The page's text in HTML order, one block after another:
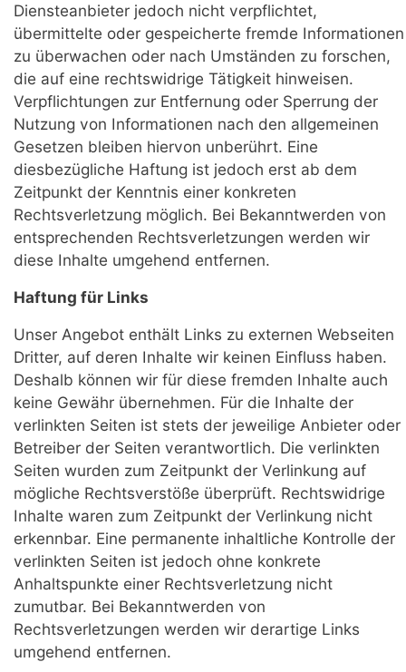
Diensteanbieter jedoch nicht verpflichtet,
übermittelte oder gespeicherte fremde Informationen
zu überwachen oder nach Umständen zu forschen,
die auf eine rechtswidrige Tätigkeit hinweisen.
Verpflichtungen zur Entfernung oder Sperrung der
Nutzung von Informationen nach den allgemeinen
Gesetzen bleiben hiervon unberührt. Eine
diesbezügliche Haftung ist jedoch erst ab dem
Zeitpunkt der Kenntnis einer konkreten
Rechtsverletzung möglich. Bei Bekanntwerden von
entsprechenden Rechtsverletzungen werden wir
diese Inhalte umgehend entfernen.
Haftung für Links
Unser Angebot enthält Links zu externen Webseiten
Dritter, auf deren Inhalte wir keinen Einfluss haben.
Deshalb können wir für diese fremden Inhalte auch
keine Gewähr übernehmen. Für die Inhalte der
verlinkten Seiten ist stets der jeweilige Anbieter oder
Betreiber der Seiten verantwortlich. Die verlinkten
Seiten wurden zum Zeitpunkt der Verlinkung auf
mögliche Rechtsverstöße überprüft. Rechtswidrige
Inhalte waren zum Zeitpunkt der Verlinkung nicht
erkennbar. Eine permanente inhaltliche Kontrolle der
verlinkten Seiten ist jedoch ohne konkrete
Anhaltspunkte einer Rechtsverletzung nicht
zumutbar. Bei Bekanntwerden von
Rechtsverletzungen werden wir derartige Links
umgehend entfernen.